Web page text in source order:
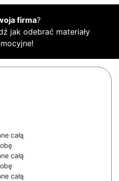
firma?
jak odebrać materiały
całą
całą
całą